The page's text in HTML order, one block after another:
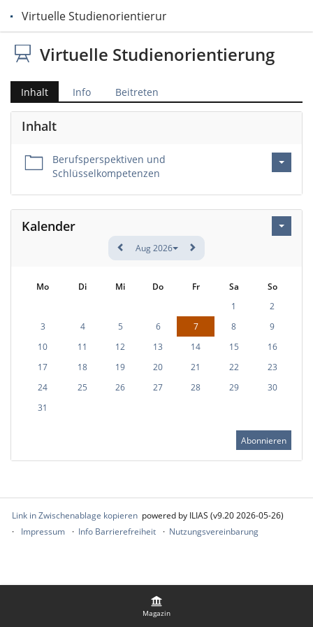
Virtuelle Studienorientierung
Magazin
Virtuelle Studienorientierung
Inhalt Info Beitreten
Inhalt
Berufsperspektiven und
Schlüsselkompetenzen
Kalender
Aug 2026
Mo Di Mi Do Fr Sa
So
1
2
3
4 5 6 7 8
9
10
11 12 13 14 15
16
17
18 19 20 21 22
23
24
25 26 27 28 29
30
31
Abonnieren
Link in Zwischenablage kopieren powered by ILIAS (v9.20 2026-05-26)
Impressum
Info Barrierefreiheit Nutzungsvereinbarung